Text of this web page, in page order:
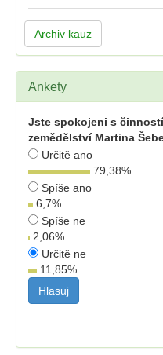
Archiv kauz
Ankety
Jste spokojeni s
zemědělství Martina
Určitě ano
79,38%
Spíše ano
6,7%
Spíše ne
2,06%
Určitě ne
11,85%